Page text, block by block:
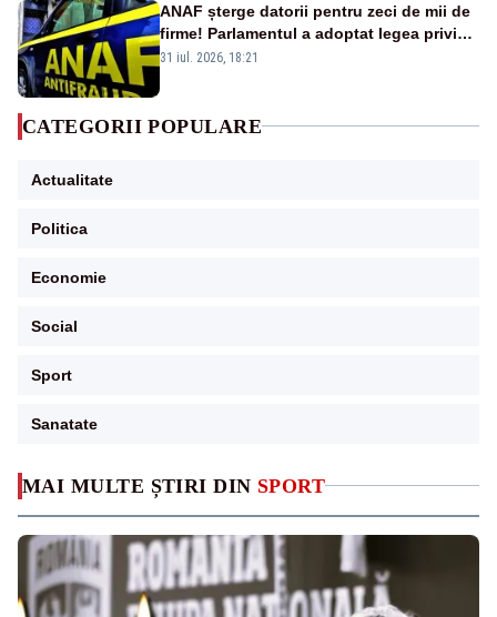
MAI MULTE ȘTIRI DIN SPORT
ANAF șterge datorii pentru zeci de mii de
firme! Parlamentul a adoptat legea privind
amnistia fiscală
31 iul. 2026, 18:21
CATEGORII POPULARE
Actualitate
Politica
Economie
Social
Sport
Sanatate